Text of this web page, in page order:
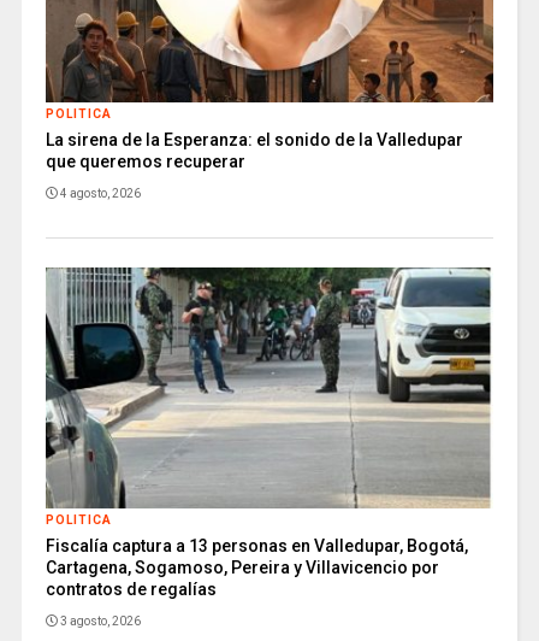
POLITICA
La sirena de la Esperanza: el sonido de la Valledupar
que queremos recuperar
4 agosto, 2026
POLITICA
Fiscalía captura a 13 personas en Valledupar, Bogotá,
Cartagena, Sogamoso, Pereira y Villavicencio por
contratos de regalías
3 agosto, 2026